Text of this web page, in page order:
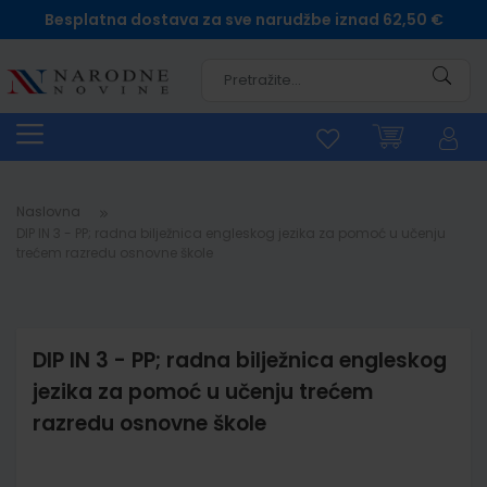
Besplatna dostava za sve narudžbe iznad 62,50 €
Naslovna
DIP IN 3 - PP; radna bilježnica engleskog
jezika za pomoć u učenju trećem
razredu osnovne škole